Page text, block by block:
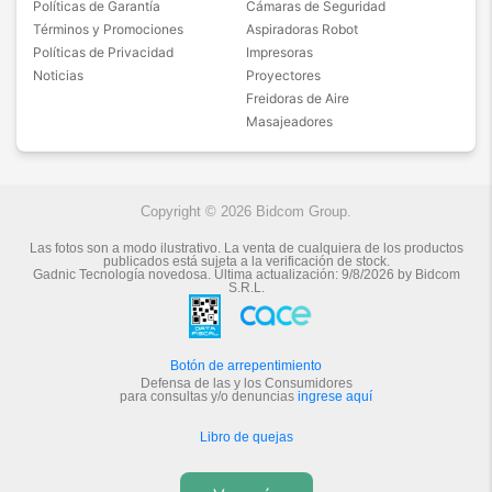
Políticas de Garantía
Términos y Promociones
Políticas de Privacidad
Noticias
Cámaras de Seguridad
Aspiradoras Robot
Impresoras
Proyectores
Freidoras de Aire
Masajeadores
Copyright © 2026 Bidcom Group.
Las fotos son a modo ilustrativo. La venta de cualquiera de los productos
publicados está sujeta a la verificación de stock.
Gadnic Tecnología novedosa.Última actualización: 9/8/2026 by Bidcom
S.R.L.
Botón de arrepentimiento
Defensa de las y los Consumidores
para consultas y/o denuncias ingrese aquí
Libro de quejas